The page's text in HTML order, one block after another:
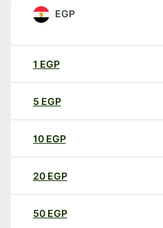
EGP
1 EGP
5 EGP
10 EGP
20 EGP
50 EGP